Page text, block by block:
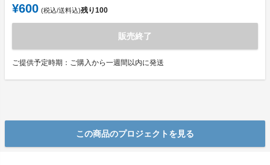
¥600 (税込/送料込)残り100
販売終了
ご提供予定時期：ご購入から一週間以内に発送
この商品のプロジェクトを見る